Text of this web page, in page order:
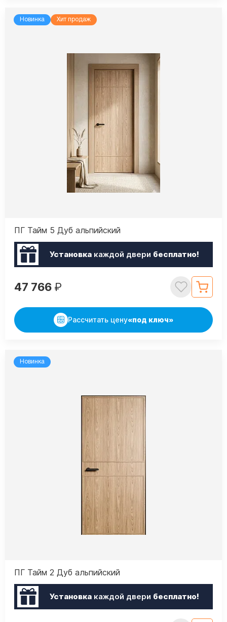
Новинка Хит продаж
ПГ Тайм 5 Дуб альпийский
Установкакаждой двери бесплатно!
47 766 ₽
Рассчитать цену«под ключ»
Новинка
ПГ Тайм 2 Дуб альпийский
Установкакаждой двери бесплатно!